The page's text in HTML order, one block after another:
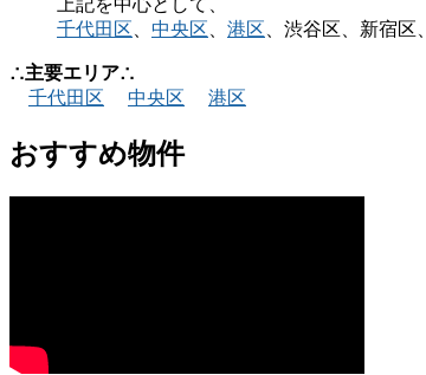
上記を中心として、
千代田区
中央区 港区 、渋谷区、新宿
∴主要エリア∴
千代田区
中央区 港区
おすすめ物件